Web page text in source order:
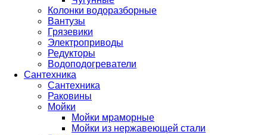
Колонки водоразборные
Вантузы
Грязевики
Электроприводы
Редукторы
Водоподогреватели
Сантехника
Сантехника
Раковины
Мойки
Мойки мраморные
Мойки из нержавеющей стали